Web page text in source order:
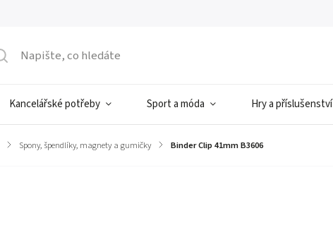
Kancelářské potřeby Sport a móda Hry a příslušenství
/ Spony, špendlíky, magnety a gumičky / Binder Clip 41mm B3606